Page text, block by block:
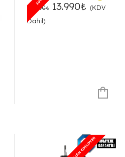
14.490₺ Orijinal
13.990₺ Şu
(KDV
Dahil)